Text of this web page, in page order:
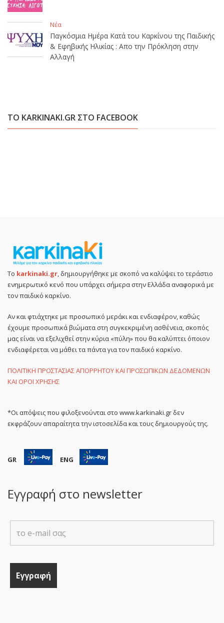
Νέα
Παγκόσμια Ημέρα Κατά του Καρκίνου της Παιδικής
& Εφηβικής Ηλικίας : Απο την Πρόκληση στην
Αλλαγή
ΤΟ KARKINAKI.GR ΣΤΟ FACEBOOK
Το karkinaki.gr, δημιουργήθηκε με σκοπό να καλύψει το τεράστιο
ενημερωτικό κενό που υπάρχει σήμερα στην Ελλάδα αναφορικά με
τον παιδικό καρκίνο.
Αν και φτιάχτηκε με προσωπικό μεράκι και ενδιαφέρον, καθώς
έχουμε προσωπικά βιώματα στη συγκεκριμένη ασθένεια, σκοπός
μας είναι να εξελιχθεί στην κύρια «πύλη» που θα καλύπτει όποιον
ενδιαφέρεται να μάθει τα πάντα για τον παιδικό καρκίνο.
ΠΟΛΙΤΙΚΗ ΠΡΟΣΤΑΣΙΑΣ ΑΠΟΡΡΗΤΟΥ ΚΑΙ ΠΡΟΣΩΠΙΚΩΝ ΔΕΔΟΜΕΝΩΝ
ΚΑΙ ΟΡΟΙ ΧΡΗΣΗΣ
*Οι απόψεις που φιλοξενούνται στο www.karkinaki.gr δεν
εκφράζουν απαραίτητα την ιστοσελίδα και τους δημιουργούς της.
GR ENG
Εγγραφή στο newsletter